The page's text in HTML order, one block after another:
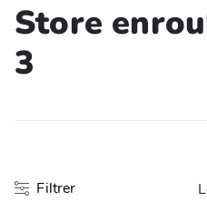
Cuisine et art de la
Entretien et
Store
3
Filtrer